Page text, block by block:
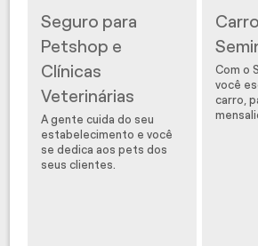
Seguro para
Petshop e
Clínicas
Veterinárias
A gente cuida do seu
estabelecimento e você
se dedica aos pets dos
seus clientes.
Com o
você
carro,